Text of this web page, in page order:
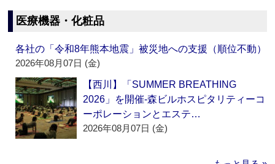
医療機器・化粧品
各社の「令和8年熊本地震」被災地への支援（順位不動）
2026年08月07日 (金)
【西川】「SUMMER BREATHING
2026」を開催‐森ビルホスピタリティーコ
ーポレーションとエステ…
2026年08月07日 (金)